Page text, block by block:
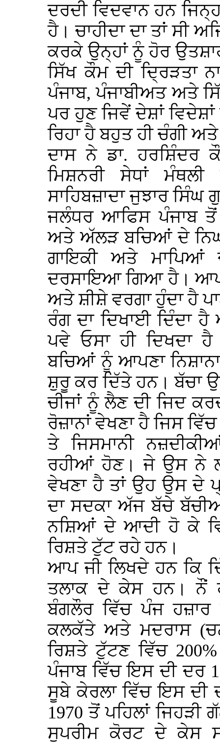
ਦਰਦੀ ਵਿਦਵਾਨ ਹਨ
ਹੈ। ਚਾਹੀਦਾ ਦਾ ਤਾਂ ਸੀ
ਕਰਕੇ ਉਨ੍ਹਾਂ ਨੂੰ ਹੋਰ
ਸਿੱਖ ਕੌਮ ਦੀ ਦ੍ਰਿੜਤਾ
ਪੰਜਾਬ, ਪੰਜਾਬੀਅਤ ਅਤੇ
ਪਰ ਹੁਣ ਜਿਵੇਂ ਦੇਸ਼ਾਂ ਵਿਦੇਸ਼ਾਂ
ਰਿਹਾ ਹੈ ਬਹੁਤ ਹੀ ਚੰਗੀ
ਦਾਸ ਨੇ ਡਾ. ਹਰਸ਼ਿੰਦਰ
ਮਿਸ਼ਨਰੀ ਸੇਧਾਂ
ਸਾਹਿਬਜ਼ਾਦਾ ਜੁਝਾਰ
ਜਲੰਧਰ ਆਫਿਸ ਪੰਜਾਬ ਤੋਂ
ਅਤੇ ਅੱਲੜ ਬਚਿਆਂ ਦੇ
ਗਾਇਕੀ ਅਤੇ ਮਾਪਿਆਂ
ਦਰਸਾਇਆ ਗਿਆ ਹੈ। ਆਪ
ਅਤੇ ਸ਼ੀਸ਼ੇ ਵਰਗਾ ਹੁੰਦਾ ਹੈ
ਰੰਗ ਦਾ ਦਿਖਾਈ ਦਿੰਦਾ
ਪਵੇ ਓਸਾ ਹੀ ਦਿਖਦਾ
ਬਚਿਆਂ ਨੂੰ ਆਪਣਾ
ਸ਼ੁਰੂ ਕਰ ਦਿੱਤੇ ਹਨ। ਬੱਚਾ
ਚੀਜਾਂ ਨੂੰ ਲੈਣ ਦੀ ਜਿਦ
ਰੋਜ਼ਾਨਾਂ ਵੇਖਣਾ ਹੈ ਜਿਸ
ਤੇ ਜਿਸਮਾਨੀ
ਰਹੀਆਂ ਹੋਣ। ਜੇ ਉਸ ਨੇ
ਵੇਖਣਾ ਹੈ ਤਾਂ ਉਹ ਉਸ ਦੇ
ਦਾ ਸਦਕਾ ਅੱਜ ਬੱਚੇ
ਨਸ਼ਿਆਂ ਦੇ ਆਦੀ ਹੋ ਕੇ
ਰਿਸ਼ਤੇ ਟੁੱਟ ਰਹੇ ਹਨ।
ਆਪ ਜੀ ਲਿਖਦੇ ਹਨ ਕਿ
ਤਲਾਕ ਦੇ ਕੇਸ ਹਨ। ਨੌਂ
ਬੰਗਲੌਰ ਵਿੱਚ ਪੰਜ
ਕਲਕੱਤੇ ਅਤੇ ਮਦਰਾਸ
ਰਿਸ਼ਤੇ ਟੁੱਟਣ ਵਿੱਚ
ਪੰਜਾਬ ਵਿੱਚ ਇਸ ਦੀ ਦਰ
ਸੂਬੇ ਕੇਰਲਾ ਵਿੱਚ ਇਸ
1970 ਤੋਂ ਪਹਿਲਾਂ ਜਿਹੜੀ
ਸੁਪਰੀਮ ਕੋਰਟ ਦੇ ਕੇਸ